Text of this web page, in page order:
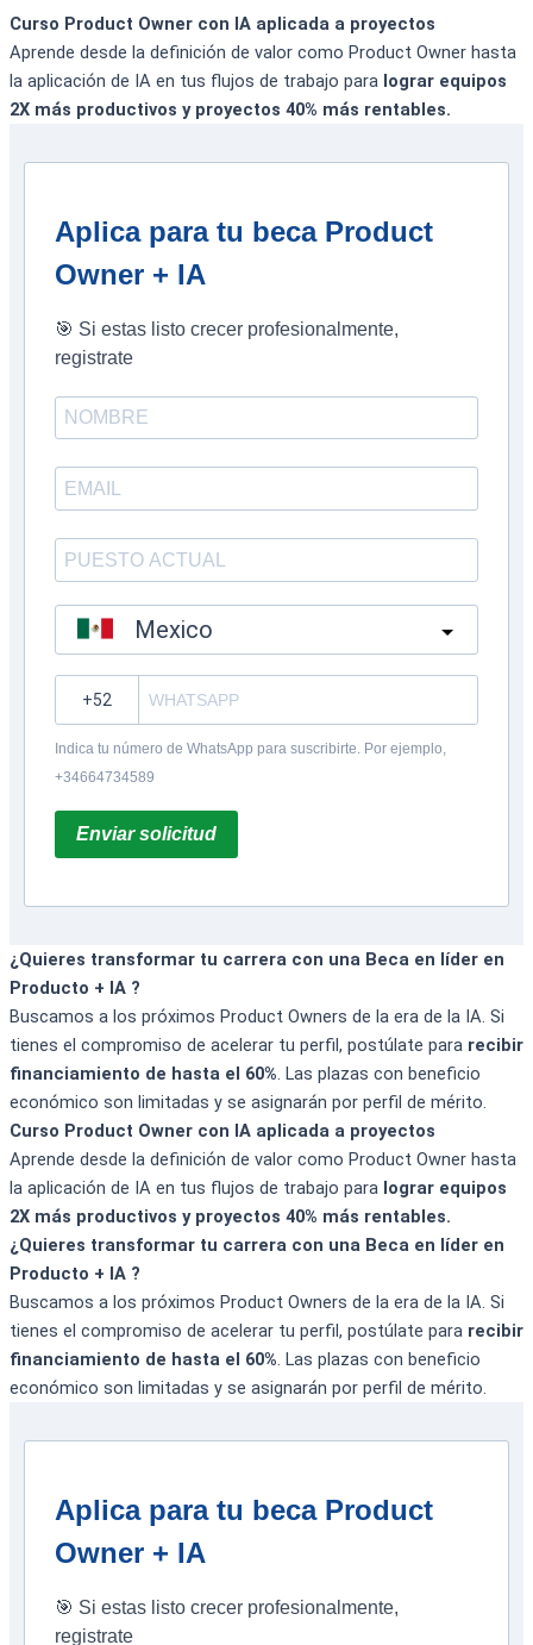
Curso Product Owner con IA aplicada a proyectos
Aprende desde la definición de valor como Product Owner hasta
la aplicación de IA en tus flujos de trabajo para lograr equipos
2X más productivos y proyectos 40% más rentables.
Aplica para tu beca Product
Owner + IA
🎯 Si estas listo crecer profesionalmente,
registrate
Mexico
Indica tu número de WhatsApp para suscribirte. Por ejemplo,
+34664734589
Enviar solicitud
¿Quieres transformar tu carrera con una Beca en líder en
Producto + IA ?
Buscamos a los próximos Product Owners de la era de la IA. Si
tienes el compromiso de acelerar tu perfil, postúlate para recibir
financiamiento de hasta el 60% . Las plazas con beneficio
económico son limitadas y se asignarán por perfil de mérito.
Curso Product Owner con IA aplicada a proyectos
Aprende desde la definición de valor como Product Owner hasta
la aplicación de IA en tus flujos de trabajo para lograr equipos
2X más productivos y proyectos 40% más rentables.
¿Quieres transformar tu carrera con una Beca en líder en
Producto + IA ?
Buscamos a los próximos Product Owners de la era de la IA. Si
tienes el compromiso de acelerar tu perfil, postúlate para recibir
financiamiento de hasta el 60% . Las plazas con beneficio
económico son limitadas y se asignarán por perfil de mérito.
Aplica para tu beca Product
Owner + IA
🎯 Si estas listo crecer profesionalmente,
registrate